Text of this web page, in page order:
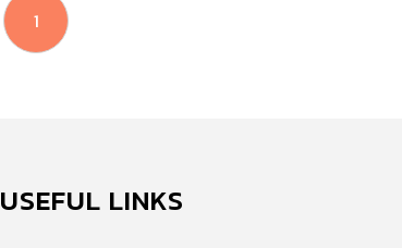
1
USEFUL LINKS